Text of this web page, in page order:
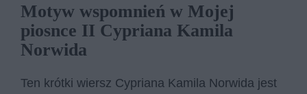
Motyw wspomnień w Mojej
piosnce II Cypriana Kamila
Norwida
Ten krótki wiersz Cypriana Kamila Norwida jest